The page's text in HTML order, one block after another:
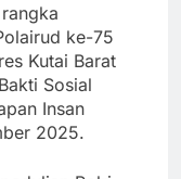
ke-75
Kutai Barat
Sosial
Insan
2025.